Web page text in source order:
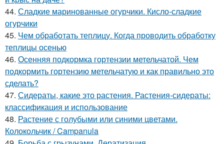
44. Сладкие маринованные огурчики. Кисло-сладкие
огурчики
45. Чем обработать теплицу. Когда проводить обработку
теплицы осенью
46. Осенняя подкормка гортензии метельчатой. Чем
подкормить гортензию метельчатую и как правильно это
сделать?
47. Сидераты, какие это растения. Растения-сидераты:
классификация и использование
48. Растение с голубыми или синими цветами.
Колокольчик / Campanula